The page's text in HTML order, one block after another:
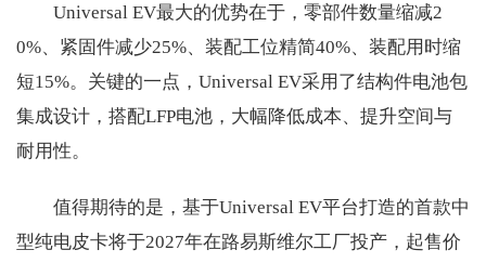
Universal EV最大的优势在于，零部件数量缩减2
0%、紧固件减少25%、装配工位精简40%、装配用时缩
短15%。关键的一点，Universal EV采用了结构件电池包
集成设计，搭配LFP电池，大幅降低成本、提升空间与
耐用性。
值得期待的是，基于Universal EV平台打造的首款中
型纯电皮卡将于2027年在路易斯维尔工厂投产，起售价